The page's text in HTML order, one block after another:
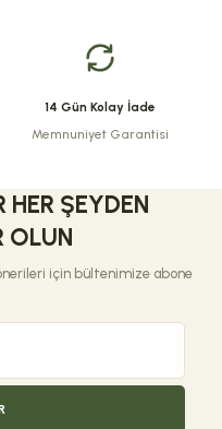
14 Gün Kolay İade
Memnuniyet Garantisi
ŞEYDEN
OLUN
için bültenimize abone